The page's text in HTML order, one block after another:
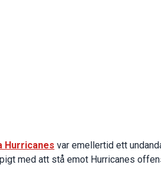
Hurricanes var emellertid ett
med att stå emot Hurricanes